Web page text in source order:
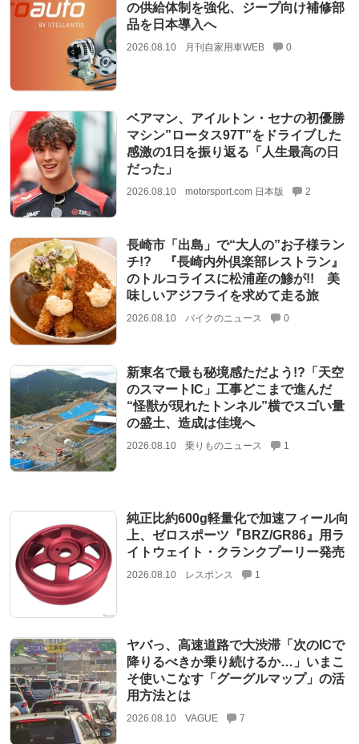
の供給体制を強化、ジープ向け補修部
品を日本導入へ
2026.08.10 月刊自家用車WEB 0
ベアマン、アイルトン・セナの初優勝
マシン”ロータス97T”をドライブした
感激の1日を振り返る「人生最高の日
だった」
2026.08.10 motorsport.com 日本版 2
長崎市「出島」で“大人の”お子様ラン
チ!? 『長崎内外倶楽部レストラン』
のトルコライスに松浦産の鯵が!! 美
味しいアジフライを求めて走る旅
2026.08.10 バイクのニュース 0
新東名で最も秘境感ただよう!?「天空
のスマートIC」工事どこまで進んだ
“怪獣が現れたトンネル”横でスゴい量
の盛土、造成は佳境へ
2026.08.10 乗りものニュース 1
純正比約600g軽量化で加速フィール向
上、ゼロスポーツ『BRZ/GR86』用ラ
イトウェイト・クランクプーリー発売
2026.08.10 レスポンス 1
ヤバっ、高速道路で大渋滞「次のICで
降りるべきか乗り続けるか…」いまこ
そ使いこなす「グーグルマップ」の活
用方法とは
2026.08.10 VAGUE 7